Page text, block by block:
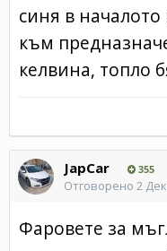
синя в
към
келвина, топло
JapCar 355
Отговорено 2
Фаровете за